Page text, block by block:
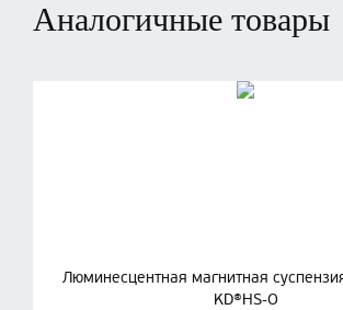
Аналогичные товары
Люминесцентная магнитная
KD®HS-O